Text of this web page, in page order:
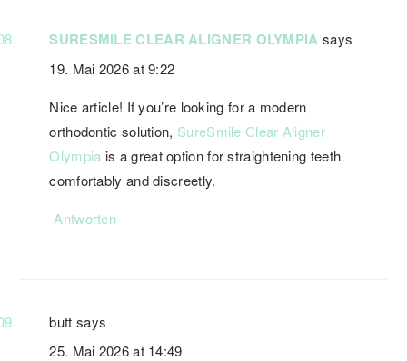
SURESMILE CLEAR ALIGNER OLYMPIA says
19. Mai 2026 at 9:22
Nice article! If you’re looking for a modern
orthodontic solution, SureSmile Clear Aligner
Olympia is a great option for straightening teeth
comfortably and discreetly.
Antworten
butt says
25. Mai 2026 at 14:49